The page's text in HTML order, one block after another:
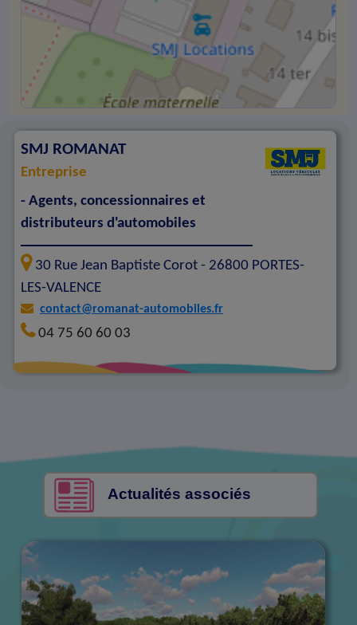
SMJ ROMANAT
Entreprise
- Agents, concessionnaires et
distributeurs d'automobiles
30 Rue Jean Baptiste Corot - 26800 PORTES-
LES-VALENCE
contact@romanat-automobiles.fr
04 75 60 60 03
Actualités associés